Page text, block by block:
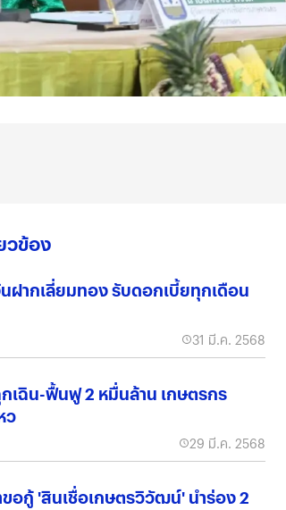
วข้อง
ฝากเลี่ยมทอง รับดอกเบี้ยทุกเดือน
31 มี.ค. 2568
เฉิน-ฟื้นฟู 2 หมื่นล้าน เกษตรกร
ว
29 มี.ค. 2568
อกู้ 'สินเชื่อเกษตรวิวัฒน์' นำร่อง 2